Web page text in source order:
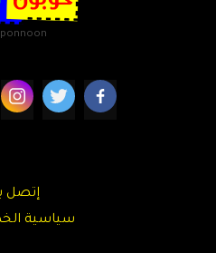
إتصل
سياسية